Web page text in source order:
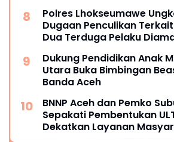
Polres Lhokseumawe
Dugaan Penculikan
Dua Terduga Pelaku
Dukung Pendidikan Anak
Utara Buka Bimbingan
Banda Aceh
BNNP Aceh dan Pemko
Sepakati Pembentukan
Dekatkan Layanan